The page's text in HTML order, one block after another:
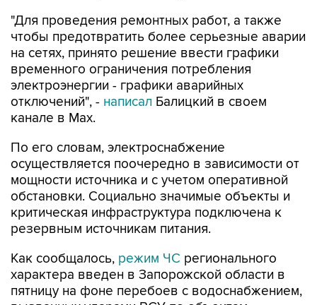
на сетях, принято решение ввести графики
временного ограничения потребления
электроэнергии - графики аварийных
отключений", -написалБалицкий в своем
канале в Max.
По его словам, электроснабжение
мощности источника и с учетом оперативной
обстановки. Социально значимые объекты и
критическая инфраструктура подключена к
резервным источникам питания.
Как сообщалось,режим ЧСрегионального
пятницу на фоне перебоев с водоснабжением,
вызванных ударами ВСУ по объектам
энергетики.